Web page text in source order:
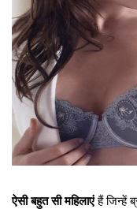
ऐसी बहुत सी महिलाएंहैं जिन्हें